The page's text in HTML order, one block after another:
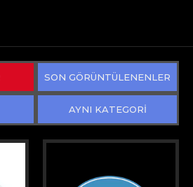
SON GÖRÜNTÜLENENLER
AYNI KATEGORİ